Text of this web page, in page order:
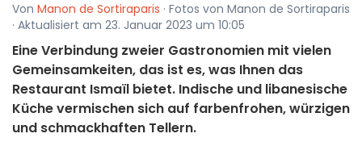
Von Manon de Sortiraparis · Fotos von Manon de Sortiraparis
· Aktualisiert am 23. Januar 2023 um 10:05
Eine Verbindung zweier Gastronomien mit vielen
Gemeinsamkeiten, das ist es, was Ihnen das
Restaurant Ismaïl bietet. Indische und libanesische
Küche vermischen sich auf farbenfrohen, würzigen
und schmackhaften Tellern.